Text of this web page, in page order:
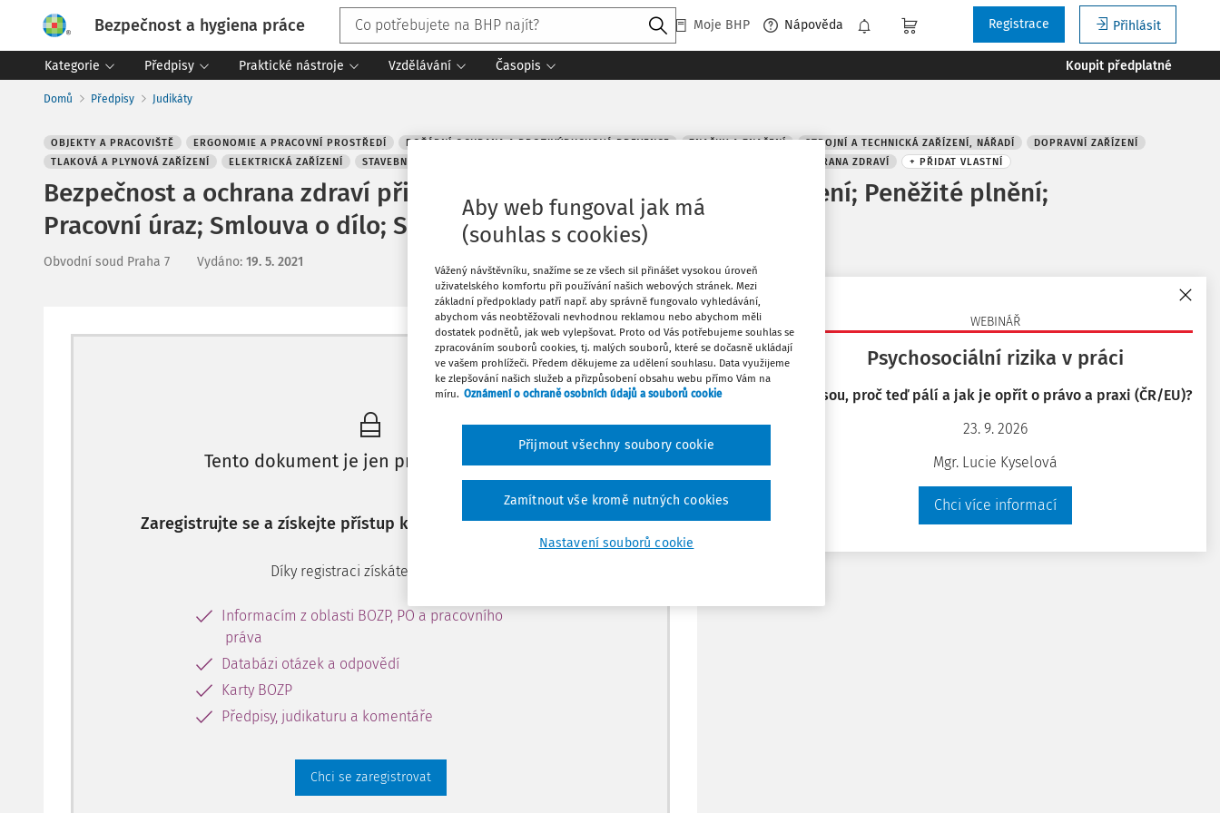
Bezpečnost a hygiena práce Moje BHP Nápověda Přihlásit
Registrace
Kategorie Předpisy Praktické nástroje Vzdělávání Časopis Koupit předplatné
WEBINÁŘ
Psychosociální rizika v práci
Co jsou, proč teď pálí a jak je opřít o právo a praxi (ČR/EU)?
23. 9. 2026
Mgr. Lucie Kyselová
Chci více informací
Domů Předpisy Judikáty
OBJEKTY A PRACOVIŠTĚ ERGONOMIE A PRACOVNÍ PROSTŘEDÍ POŽÁRNÍ OCHRANA A PROTIVÝBUCHOVÁ PREVENCE ZNAČKY A ZNAČENÍ STROJNÍ A TECHNICKÁ ZAŘÍZENÍ, NÁŘADÍ
DOPRAVNÍ ZAŘÍZENÍ
TLAKOVÁ A PLYNOVÁ ZAŘÍZENÍ
ELEKTRICKÁ ZAŘÍZENÍ STAVEBNICTVÍ OCHRANA ZDRAVÍ + PŘIDAT VLASTNÍ
Bezpečnost a ochrana zdraví při práci; Bytové družstvo; Náklady léčení; Peněžité plnění;
Pracovní úraz; Smlouva o dílo; Smlouva pracovní; Znalecký posudek
Obvodní soud Praha 7 Vydáno: 19. 5. 2021
Máte předplatné? Přihlaste se
Tento dokument je jen pro předplatitele
Zaregistrujte se a získejte přístup k obsahu na 14 dní zdarma
Díky registraci získáte přístup k:
Informacím z oblasti BOZP, PO a pracovního
práva
Databázi otázek a odpovědí
Karty BOZP
Předpisy, judikaturu a komentáře
Chci se zaregistrovat
Oblíbené
Aby web fungoval jak má
(souhlas s cookies)
Vážený návštěvníku, snažíme se ze všech sil přinášet vysokou úroveň
uživatelského komfortu při používání našich webových stránek. Mezi
základní předpoklady patří např. aby správně fungovalo vyhledávání,
abychom vás neobtěžovali nevhodnou reklamou nebo abychom měli
dostatek podnětů, jak web vylepšovat. Proto od Vás potřebujeme souhlas se
zpracováním souborů cookies, tj. malých souborů, které se dočasně ukládají
ve vašem prohlížeči. Předem děkujeme za udělení souhlasu. Data využijeme
ke zlepšování našich služeb a přizpůsobení obsahu webu přímo Vám na
míru. Oznámení o ochraně osobních údajů a souborů cookie
Nastavení souborů cookie
Zamítnout vše kromě nutných cookies
Přijmout všechny soubory cookie